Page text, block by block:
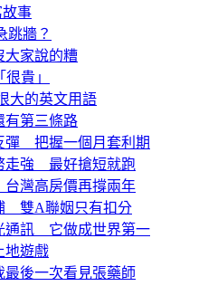
故事
跳牆？
大家說的糟
貴」
大的英文用語
有第三條路
彈 把握一個月套利期
走強 最好搶短就跑
灣高房價再撐兩年
雙A聯姻只有扣分
通訊 它做成世界第一
地遊戲
後一次看見張藥師